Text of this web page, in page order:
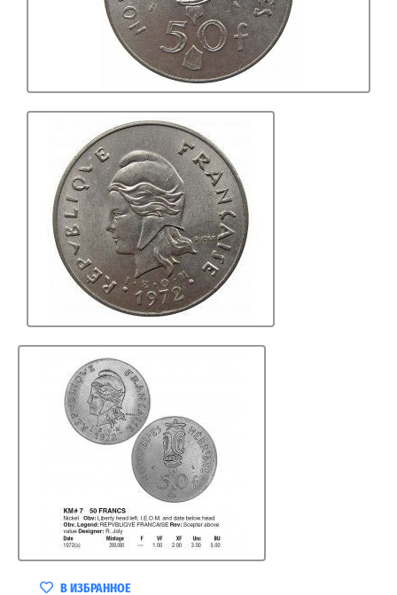
В ИЗБРАННОЕ